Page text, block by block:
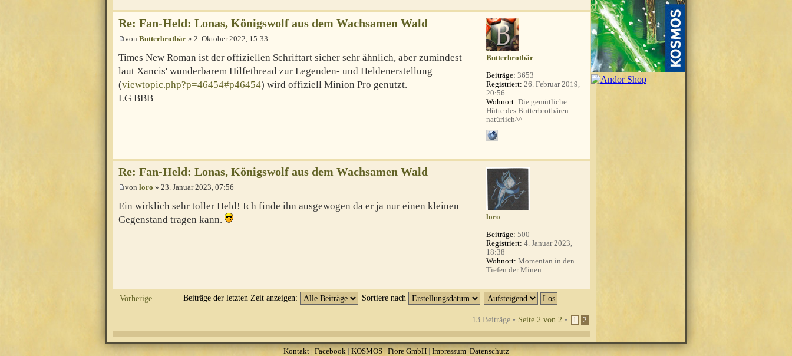
Re: Fan-Held: Lonas, Königswolf aus dem Wachsamen Wald
von Butterbrotbär » 2. Oktober 2022, 15:33
Times New Roman ist der offiziellen Schriftart sicher sehr ähnlich, aber zumindest
laut Xancis' wunderbarem Hilfethread zur Legenden- und Heldenerstellung
(viewtopic.php?p=46454#p46454) wird offiziell Minion Pro genutzt.
LG BBB
Butterbrotbär
Beiträge: 3653
Registriert: 26. Februar 2019,
20:56
Wohnort: Die gemütliche
Hütte des Butterbrotbären
natürlich^^
Re: Fan-Held: Lonas, Königswolf aus dem Wachsamen Wald
von loro » 23. Januar 2023, 07:56
Ein wirklich sehr toller Held! Ich finde ihn ausgewogen da er ja nur einen kleinen
Gegenstand tragen kann.
loro
Beiträge: 500
Registriert: 4. Januar 2023,
18:38
Wohnort: Momentan in den
Tiefen der Minen...
Vorherige Beiträge der letzten Zeit anzeigen: Sortiere nach
13 Beiträge • Seite 2 von 2 • 1 2
Kontakt| Facebook| KOSMOS|Fiore GmbH| Impressum|Datenschutz